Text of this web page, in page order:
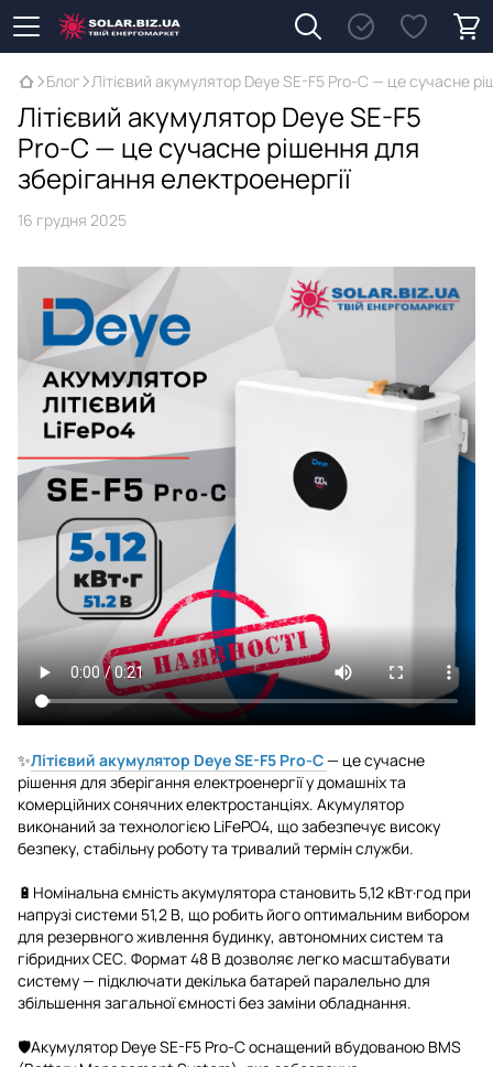
Блог Літієвий акумулятор Deye SE-F5 Pro-C — це сучасне
Літієвий акумулятор Deye SE-F5
Pro-C — це сучасне рішення для
зберігання електроенергії
16 грудня 2025
✨Літієвий акумулятор Deye SE-F5 Pro-C— це сучасне
рішення для зберігання електроенергії у домашніх та
комерційних сонячних електростанціях. Акумулятор
виконаний за технологією LiFePO4, що забезпечує високу
безпеку, стабільну роботу та тривалий термін служби.
🔋Номінальна ємність акумулятора становить 5,12 кВт·год при
напрузі системи 51,2 В, що робить його оптимальним вибором
для резервного живлення будинку, автономних систем та
гібридних СЕС. Формат 48 В дозволяє легко масштабувати
систему — підключати декілька батарей паралельно для
збільшення загальної ємності без заміни обладнання.
🛡️Акумулятор Deye SE-F5 Pro-C оснащений вбудованою BMS